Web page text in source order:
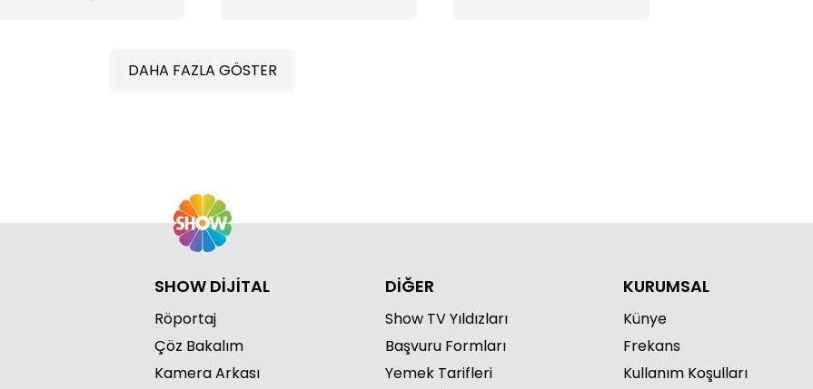
DAHA FAZLA GÖSTER
SHOW DİJİTAL
Röportaj
Çöz Bakalım
Kamera Arkası
DİĞER
Show TV Yıldızları
Başvuru Formları
Yemek Tarifleri
KURUMSAL
Künye
Frekans
Kullanım Koşulları